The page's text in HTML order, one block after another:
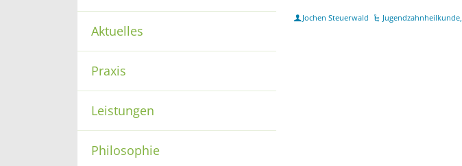
Aktuelles
Praxis
Leistungen
Philosophie
Jochen Steuerwald Jugendzahnheilkunde,